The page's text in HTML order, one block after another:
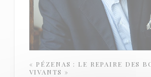
« PÉZENAS : LE REPAIRE DES
VIVANTS »